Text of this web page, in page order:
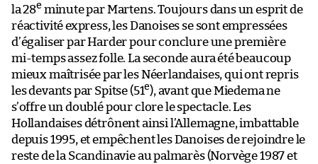
la 28e minute par Martens. Toujours dans un esprit de
réactivité express, les Danoises se sont empressées
d’égaliser par Harder pour conclure une première
mi-temps assez folle. La seconde aura été beaucoup
mieux maîtrisée par les Néerlandaises, qui ont repris
les devants par Spitse (51e), avant que Miedema ne
s’offre un doublé pour clore le spectacle. Les
Hollandaises détrônent ainsi l’Allemagne, imbattable
depuis 1995, et empêchent les Danoises de rejoindre le
reste de la Scandinavie au palmarès (Norvège 1987 et